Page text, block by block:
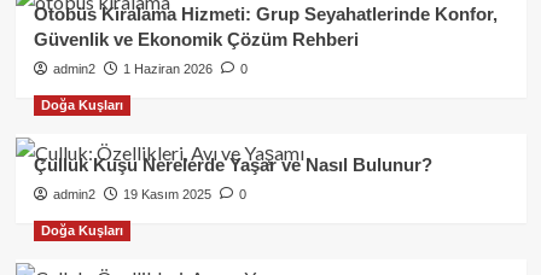
Otobüs Kiralama Hizmeti: Grup Seyahatlerinde Konfor,
Güvenlik ve Ekonomik Çözüm Rehberi
admin2 1 Haziran 2026 0
Doğa Kuşları
Çulluk Kuşu Nerelerde Yaşar ve Nasıl Bulunur?
admin2 19 Kasım 2025 0
Doğa Kuşları